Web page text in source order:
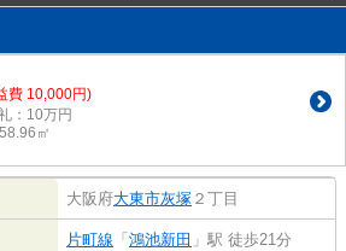
費 10,000円)
：10万円
㎡
大阪府大東市灰塚 ２丁目
片町線 「 鴻池新田 」駅 徒歩21分